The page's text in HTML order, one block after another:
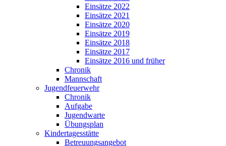
Einsätze 2022
Einsätze 2021
Einsätze 2020
Einsätze 2019
Einsätze 2018
Einsätze 2017
Einsätze 2016 und früher
Chronik
Mannschaft
Jugendfeuerwehr
Chronik
Aufgabe
Jugendwarte
Übungsplan
Kindertagesstätte
Betreuungsangebot